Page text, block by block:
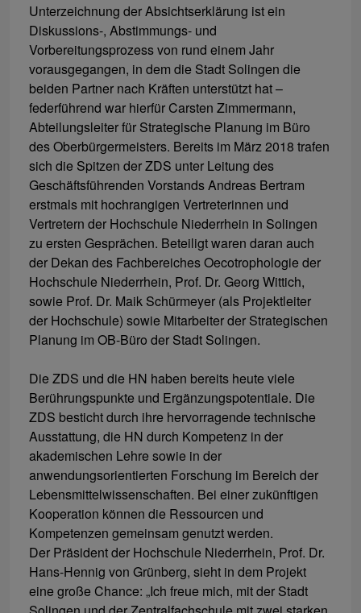
Unterzeichnung der Absichtserklärung ist ein
Diskussions-, Abstimmungs- und
Vorbereitungsprozess von rund einem Jahr
vorausgegangen, in dem die Stadt Solingen die
beiden Partner nach Kräften unterstützt hat –
federführend war hierfür Carsten Zimmermann,
Abteilungsleiter für Strategische Planung im Büro
des Oberbürgermeisters. Bereits im März 2018 trafen
sich die Spitzen der ZDS unter Leitung des
Geschäftsführenden Vorstands Andreas Bertram
erstmals mit hochrangigen Vertreterinnen und
Vertretern der Hochschule Niederrhein in Solingen
zu ersten Gesprächen. Beteiligt waren daran auch
der Dekan des Fachbereiches Oecotrophologie der
Hochschule Niederrhein, Prof. Dr. Georg Wittich,
sowie Prof. Dr. Maik Schürmeyer (als Projektleiter
der Hochschule) sowie Mitarbeiter der Strategischen
Planung im OB-Büro der Stadt Solingen.
Die ZDS und die HN haben bereits heute viele
Berührungspunkte und Ergänzungspotentiale. Die
ZDS besticht durch ihre hervorragende technische
Ausstattung, die HN durch Kompetenz in der
akademischen Lehre sowie in der
anwendungsorientierten Forschung im Bereich der
Lebensmittelwissenschaften. Bei einer zukünftigen
Kooperation können die Ressourcen und
Kompetenzen gemeinsam genutzt werden.
Der Präsident der Hochschule Niederrhein, Prof. Dr.
Hans-Hennig von Grünberg, sieht in dem Projekt
eine große Chance: „Ich freue mich, mit der Stadt